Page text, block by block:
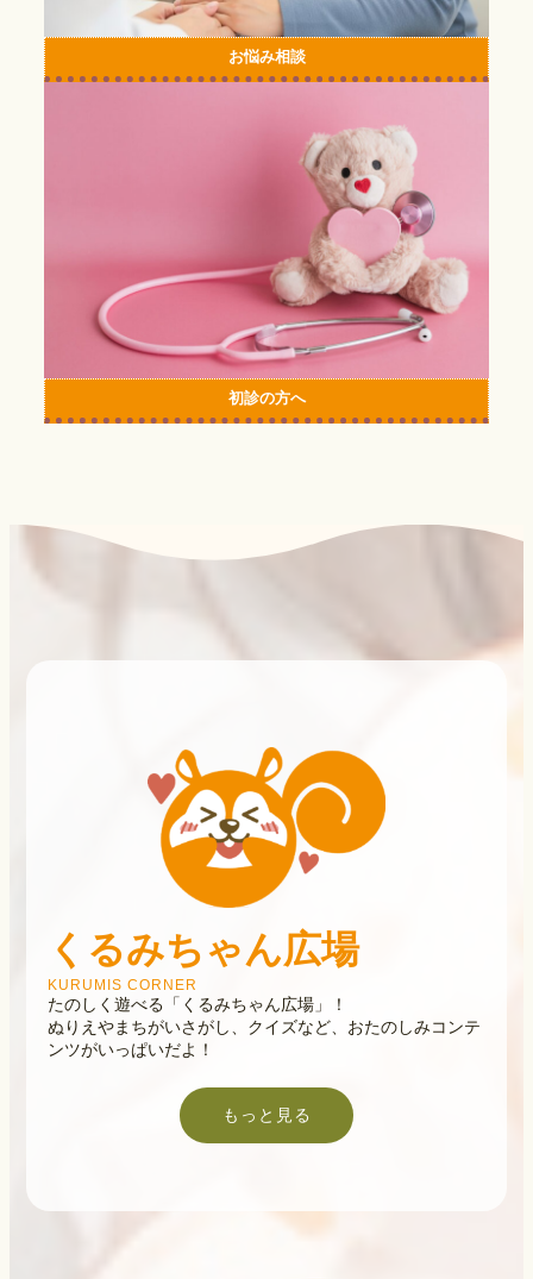
お悩み相談
初診の方へ
くるみちゃん広場
KURUMIS CORNER
たのしく遊べる「くるみちゃん広場」！
ぬりえやまちがいさがし、クイズなど、おたのしみコンテ
ンツがいっぱいだよ！
もっと見る